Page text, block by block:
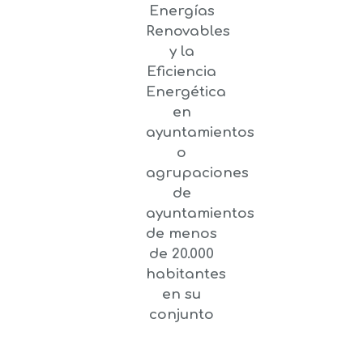
Energías
Renovables
y la
Eficiencia
Energética
en
ayuntamientos
o
agrupaciones
de
ayuntamientos
de menos
de 20.000
habitantes
en su
conjunto